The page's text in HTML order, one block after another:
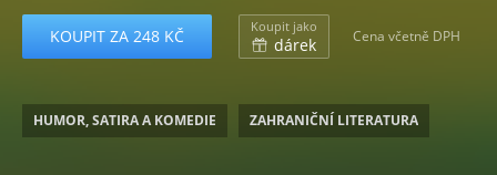
KOUPIT ZA 248 KČ Koupit jako
dárek Cena včetně DPH
HUMOR, SATIRA A KOMEDIE ZAHRANIČNÍ LITERATURA